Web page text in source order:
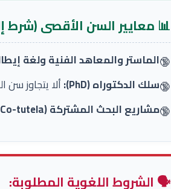
📊 معايير السن الأقصى (شرط
🔞الماستر والمعاهد الفنية ولغة
🔞سلك الدكتوراه (PhD): ألا يتجاوز سن
🔞مشاريع البحث المشتركة (Co-tutela):
🗣️ الشروط اللغوية المطلوبة: